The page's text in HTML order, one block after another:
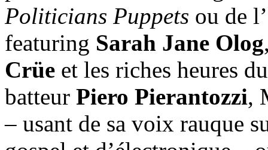
Politicians Puppets ou de
featuring Sarah Jane Olog
Crüe et les riches heures
batteur Piero Pierantozzi,
– usant de sa voix rauque